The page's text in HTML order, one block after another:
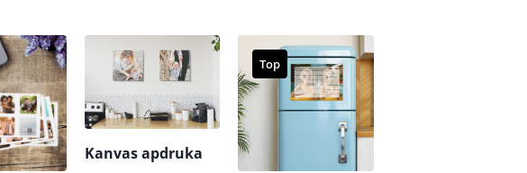
Kanvas apdruka
Top